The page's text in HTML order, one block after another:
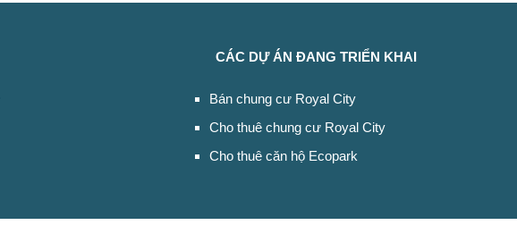
CÁC DỰ ÁN ĐANG TRIỂN KHAI
Bán chung cư Royal City
Cho thuê chung cư Royal City
Cho thuê căn hộ Ecopark